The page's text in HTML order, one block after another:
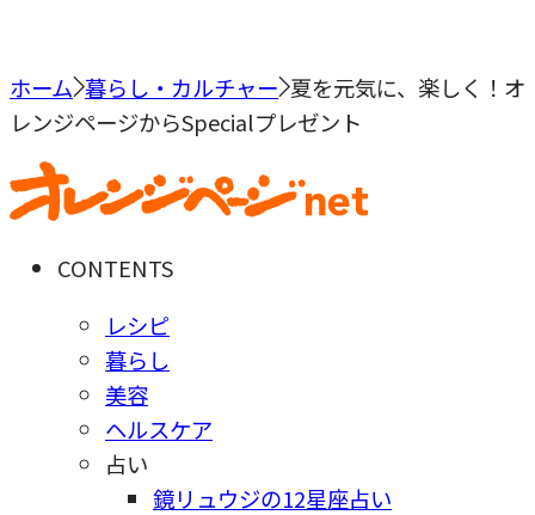
ホーム 暮らし・カルチャー 夏を元気に、楽しく！オ
レンジページからSpecialプレゼント
CONTENTS
レシピ
暮らし
美容
ヘルスケア
占い
鏡リュウジの12星座占い